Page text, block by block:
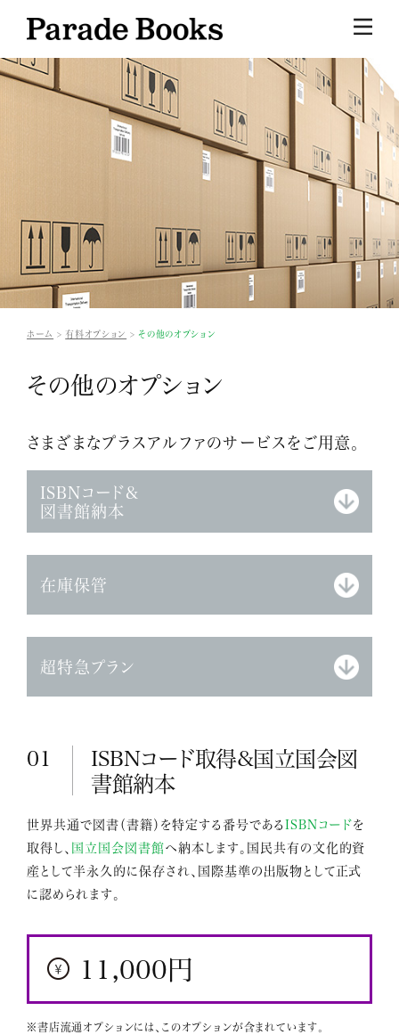
ホーム 有料オプション その他のオプション
その他のオプション
さまざまなプラスアルファのサービスをご用意。
ISBNコード＆
図書館納本
在庫保管
超特急プラン
01
ISBNコード取得&国立国会図
書館納本
世界共通で図書（書籍）を特定する番号であるISBNコードを
取得し、 国立国会図書館へ納本します。国民共有の文化的資
産として半永久的に保存され、国際基準の出版物として正式
に認められます。
11,000円
※書店流通オプションには、このオプションが含まれています。